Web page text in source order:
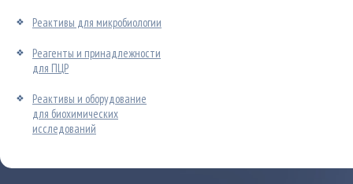
Реактивы для микробиологии
Реагенты и принадлежности
для ПЦР
Реактивы и оборудование
для биохимических
исследований